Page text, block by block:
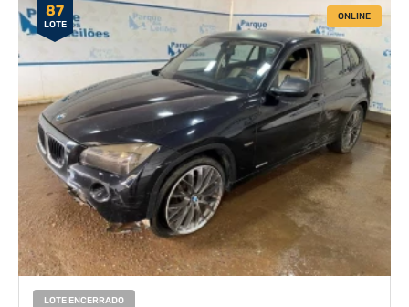
87
LOTE
ONLINE
LOTE ENCERRADO